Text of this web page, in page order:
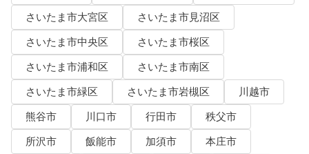
さいたま市大宮区
さいたま市見沼区
さいたま市中央区
さいたま市桜区
さいたま市浦和区
さいたま市南区
さいたま市緑区
さいたま市岩槻区
川越市
熊谷市
川口市 行田市
秩父市
所沢市
飯能市 加須市
本庄市